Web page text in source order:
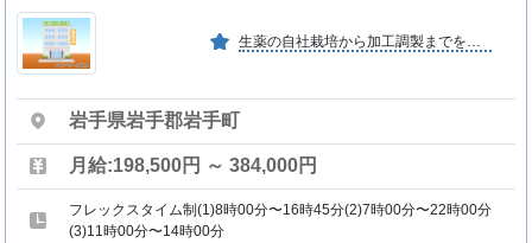
生薬の自社栽培から加工調製までを行い、漢方薬の原料として高品質な生薬を確保すると共に、北海道における生薬栽培の可能性を追求して行く会社で平成２１年７月にツムラ子会社として設立。
岩手県岩手郡岩手町
月給:198,500円 ～ 384,000円
フレックスタイム制(1)8時00分〜16時45分(2)7時00分〜22時00分
(3)11時00分〜14時00分